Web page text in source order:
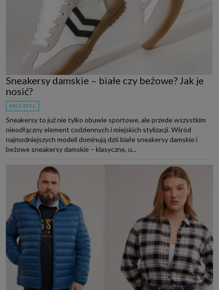
Sneakersy damskie – białe czy beżowe? Jak je
nosić?
MÓJ STYL
Sneakersy to już nie tylko obuwie sportowe, ale przede wszystkim
nieodłączny element codziennych i miejskich stylizacji. Wśród
najmodniejszych modeli dominują dziś białe sneakersy damskie i
beżowe sneakersy damskie – klasyczne, u...